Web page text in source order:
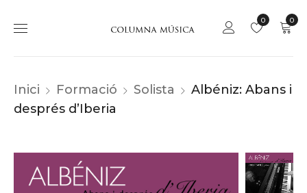
0
0
Inici Formació Solista
Albéniz: Abans i
després d’Iberia